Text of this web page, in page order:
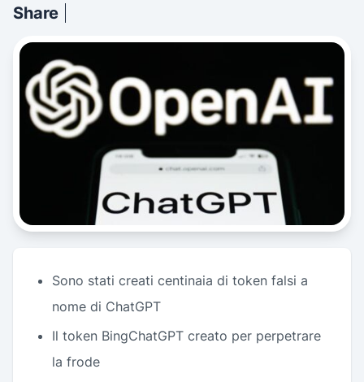
Share
Sono stati creati centinaia di token falsi a
nome di ChatGPT
Il token BingChatGPT creato per perpetrare
la frode